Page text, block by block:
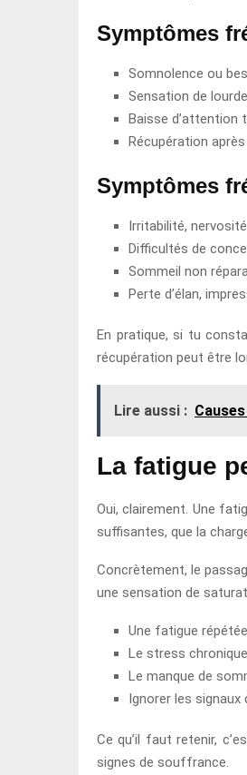
Symptômes
Somnolence ou
Sensation de
Baisse d’attention
Récupération après
Symptômes
Irritabilité,
Difficultés de
Sommeil non
Perte d’élan,
En pratique, si tu
récupération peut être
Lire aussi :
La fatigue
Oui, clairement. Une
suffisantes, que la
Concrètement, le
une sensation de
Une fatigue
Le stress
Le manque de
Ignorer les signaux
Ce qu’il faut retenir,
signes de souffrance.